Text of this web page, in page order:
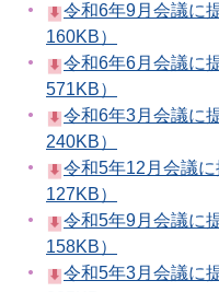
令和6年9月会議に
160KB）
令和6年6月会議に
571KB）
令和6年3月会議に
240KB）
令和5年12月会議
127KB）
令和5年9月会議に
158KB）
令和5年3月会議に